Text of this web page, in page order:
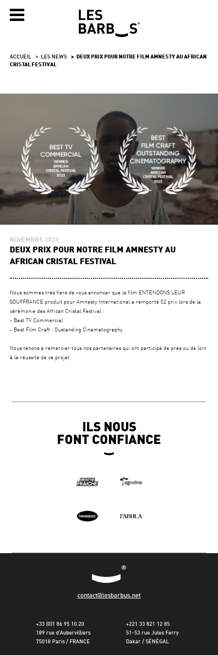
ACCUEIL LES NEWS
DEUX PRIX POUR NOTRE FILM AMNESTY AU AFRICAN
CRISTAL FESTIVAL
NOVEMBRE 2023
DEUX PRIX POUR NOTRE FILM AMNESTY AU
AFRICAN CRISTAL FESTIVAL
Nous sommes très fiers de vous annoncer que le film ENTENDONS LEUR
SOUFFRANCE produit pour Amnesty International a remporté 02 prix lors de la
cérémonie des African Cristal Festival :
- Best TV Commercial
- Best Film Craft : Oustanding Cinematography
Nous tenons à remercier tous nos partenaires qui ont participé de près ou de loin
à la réussite de ce projet.
ILS NOUS
FONT CONFIANCE
contact@lesbarbus.net
+33 (0)1 86 95 10 20
189 rue d’Aubervilliers
75018 Paris / FRANCE
+221 33 821 12 85
51-53 rue Jules Ferry
Dakar / SÉNÉGAL